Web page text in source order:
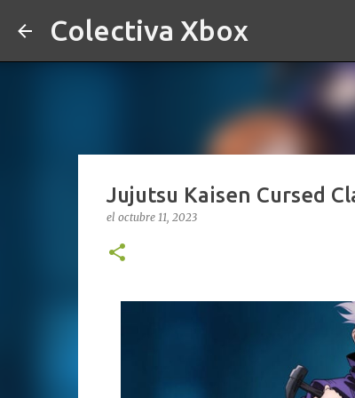
Colectiva Xbox
Jujutsu Kaisen Cursed
el octubre 11, 2023